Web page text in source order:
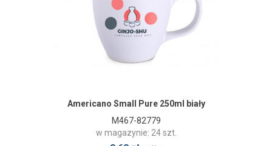
Americano Small Pure 250ml biały
M467-82779
w magazynie: 24 szt.